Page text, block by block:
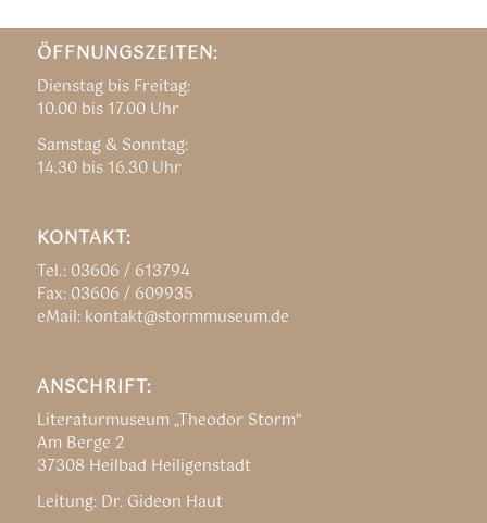
ÖFFNUNGSZEITEN:
Dienstag bis Freitag:
10.00 bis 17.00 Uhr
Samstag & Sonntag:
14.30 bis 16.30 Uhr
KONTAKT:
Tel.: 03606 / 613794
Fax: 03606 / 609935
eMail: kontakt@stormmuseum.de
ANSCHRIFT:
Literaturmuseum „Theodor Storm“
Am Berge 2
37308 Heilbad Heiligenstadt
Leitung: Dr. Gideon Haut